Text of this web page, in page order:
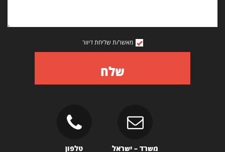
מאשר/ת שליחת דיוור
שלח
משרד – ישראל טלפון